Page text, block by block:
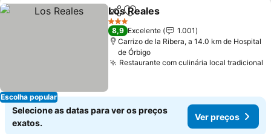
Escolha popular
PartilharAdicionar aos favoritos
Los Reales
3 Estrelas
8,9 Excelente
1.001
Carrizo de la Ribera, a 14.0 km de Hospital
de Órbigo
Restaurante com culinária local tradicional
Selecione as datas para ver os preços
exatos.
Ver preços